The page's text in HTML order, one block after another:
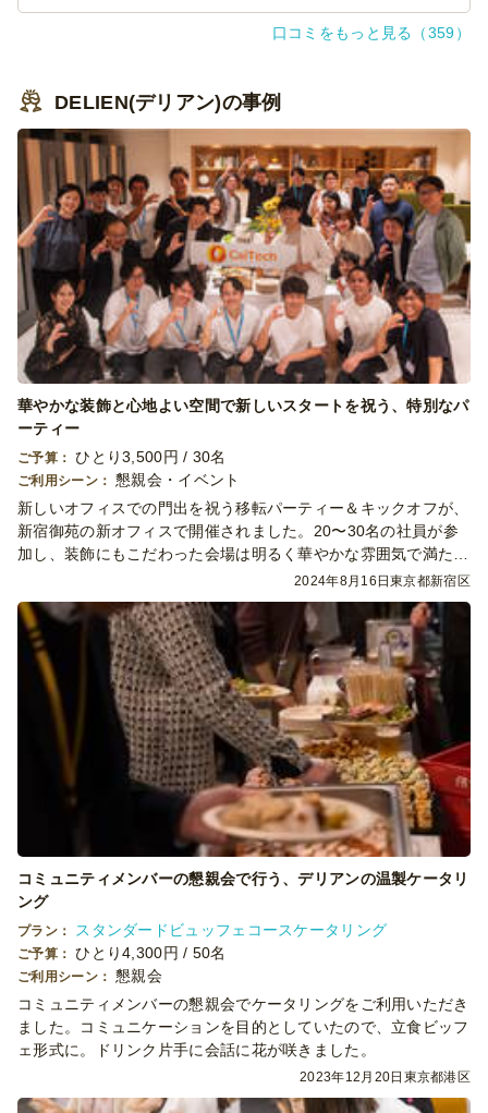
どもしていただき、お金に余裕があれば、お勧めです。料
口コミをもっと見る（359）
DELIEN(デリアン)の事例
華やかな装飾と心地よい空間で新しいスタートを祝う、特別なパ
ーティー
ご予算： ひとり3,500円 / 30名
ご利用シーン： 懇親会・イベント
新しいオフィスでの門出を祝う移転パーティー＆キックオフが、
新宿御苑の新オフィスで開催されました。20〜30名の社員が参
加し、装飾にもこだわった会場は明るく華やかな雰囲気で満たさ
れました。参加者は、リラックスした和やかな空間の中で、ビュ
ッフェ形式の料理を楽しみ、自由な会話と笑顔が絶えない時間と
なりました。
2024年8月16日東京都新宿区
コミュニティメンバーの懇親会で行う、デリアンの温製ケータリ
ング
プラン： スタンダードビュッフェコースケータリング
ご予算： ひとり4,300円 / 50名
ご利用シーン： 懇親会
コミュニティメンバーの懇親会でケータリングをご利用いただき
ました。コミュニケーションを目的としていたので、立食ビッフ
ェ形式に。ドリンク片手に会話に花が咲きました。
2023年12月20日 東京都港区